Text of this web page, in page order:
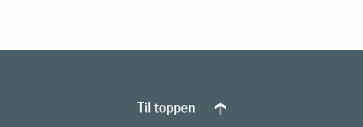
Til toppen